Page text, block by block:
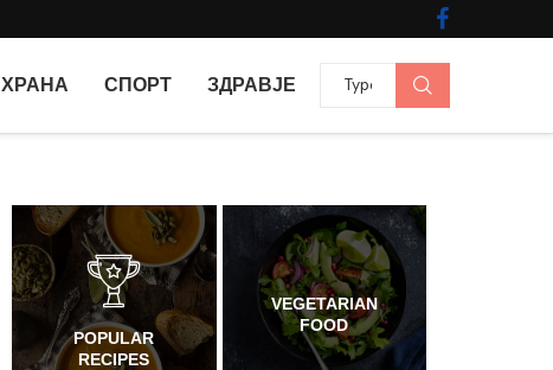
ХРАНА СПОРТ ЗДРАВЈЕ
POPULAR
RECIPES
VEGETARIAN
FOOD